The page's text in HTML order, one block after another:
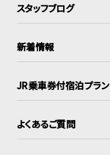
スタッフブログ
新着情報
JR乗車券付宿泊プラン
よくあるご質問